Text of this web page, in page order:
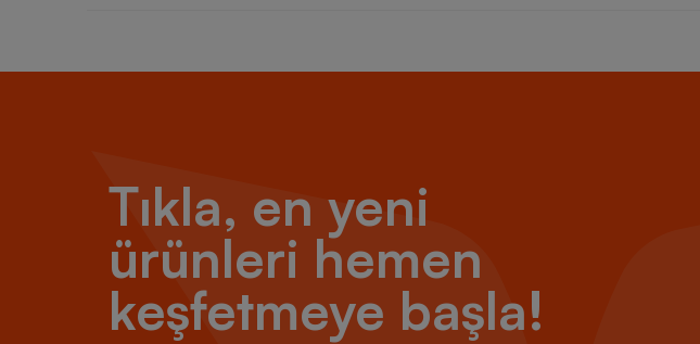
Tıkla, en yeni
ürünleri hemen
keşfetmeye başla!